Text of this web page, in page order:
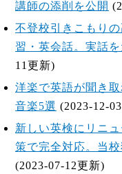
講師の添削を公開
不登校引きこもり
習・英会話。実話
11更新)
洋楽で英語が聞き
音楽5選 (2023-12-
新しい英検にリニ
策で完全対応。当
(2023-07-12更新)